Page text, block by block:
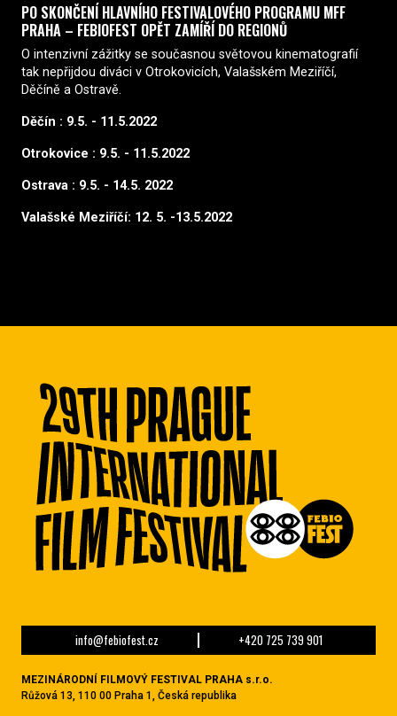
PO SKONČENÍ HLAVNÍHO FESTIVALOVÉHO PROGRAMU MFF
PRAHA – FEBIOFEST OPĚT ZAMÍŘÍ DO REGIONŮ
O intenzivní zážitky se současnou světovou kinematografií
tak nepřijdou diváci v Otrokovicích, Valašském Meziříčí,
Děčíně a Ostravě.
Děčín : 9.5. - 11.5.2022
Otrokovice : 9.5. - 11.5.2022
Ostrava : 9.5. - 14.5. 2022
Valašské Meziříčí: 12. 5. -13.5.2022
info@febiofest.cz +420 725 739 901
MEZINÁRODNÍ FILMOVÝ FESTIVAL PRAHA s.r.o.
Růžová 13, 110 00 Praha 1, Česká republika